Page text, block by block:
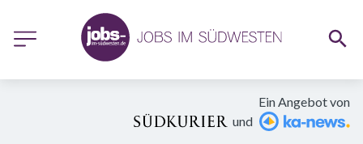
Ein Angebot von
und